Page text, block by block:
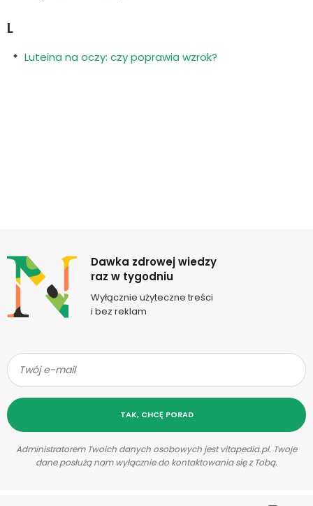
L
Luteina na oczy: czy poprawia wzrok?
Dawka zdrowej wiedzy
raz w tygodniu
Wyłącznie użyteczne treści
i bez reklam
TAK, CHCĘ PORAD
Administratorem Twoich danych osobowych jest vitapedia.pl. Twoje
dane posłużą nam wyłącznie do kontaktowania się z Tobą.